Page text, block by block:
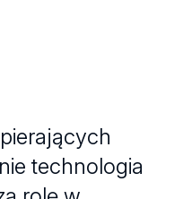
technologia